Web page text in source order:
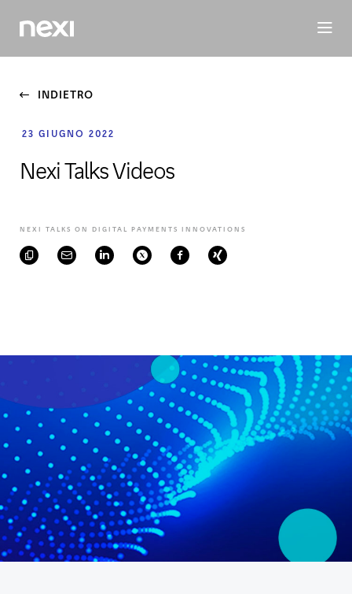
BUSINESSINVESTORSSOSTENIBILITÀPERSONE
INDIETRO
23 GIUGNO 2022
Nexi Talks Videos
NEXI TALKS ON DIGITAL PAYMENTS INNOVATIONS